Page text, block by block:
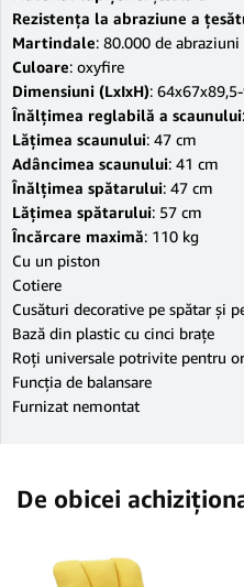
Rezistenţa la abraziune a
Martindale: 80.000 de abraziuni
Culoare: oxyfire
Dimensiuni (LxIxH):
Înălţimea reglabilă a scaunului
Lăţimea scaunului: 47 cm
Adâncimea scaunului: 41 cm
Înălţimea spătarului: 47 cm
Lăţimea spătarului: 57 cm
Încărcare maximă: 110 kg
Cu un piston
Cotiere
Cusături decorative pe spătar şi
Bază din plastic cu cinci braţe
Roţi universale potrivite pentru
Funcţia de balansare
Furnizat nemontat
De obicei